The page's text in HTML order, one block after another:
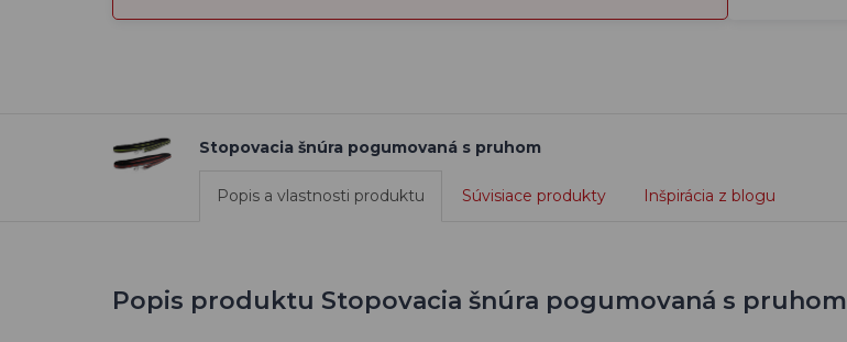
Stopovacia šnúra pogumovaná s pruhom
Popis a vlastnosti produktu Súvisiace produkty Inšpirácia z blogu
Popis produktu Stopovacia šnúra pogumovaná s pruhom